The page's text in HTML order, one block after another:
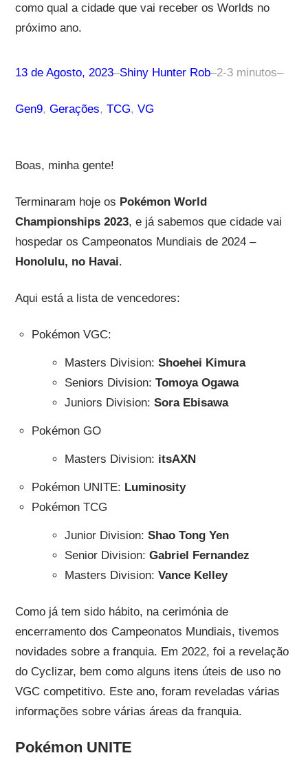
como qual a cidade que vai receber os Worlds no
próximo ano.
13 de Agosto, 2023–Shiny Hunter Rob–2-3 minutos–
Gen9, Gerações, TCG, VG
Boas, minha gente!
Terminaram hoje os Pokémon World
Championships 2023, e já sabemos que cidade vai
hospedar os Campeonatos Mundiais de 2024 –
Honolulu, no Havai.
Aqui está a lista de vencedores:
Pokémon VGC:
Masters Division: Shoehei Kimura
Seniors Division: Tomoya Ogawa
Juniors Division: Sora Ebisawa
Pokémon GO
Masters Division: itsAXN
Pokémon UNITE: Luminosity
Pokémon TCG
Junior Division: Shao Tong Yen
Senior Division: Gabriel Fernandez
Masters Division: Vance Kelley
Como já tem sido hábito, na cerimónia de
encerramento dos Campeonatos Mundiais, tivemos
novidades sobre a franquia. Em 2022, foi a revelação
do Cyclizar, bem como alguns itens úteis de uso no
VGC competitivo. Este ano, foram reveladas várias
informações sobre várias áreas da franquia.
Pokémon UNITE